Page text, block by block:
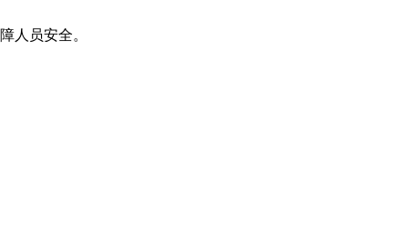
人员安全。